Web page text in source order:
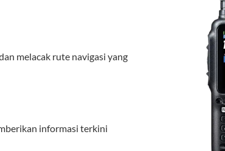
melacak rute navigasi yang
informasi terkini